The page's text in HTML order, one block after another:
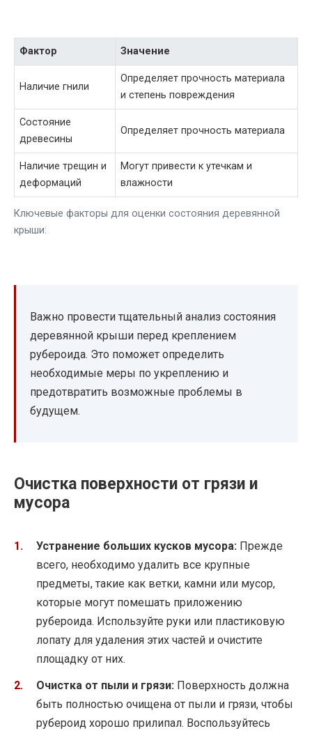
Ключевые факторы для оценки состояния деревянной
крыши:
Фактор Значение
Наличие гнили
Определяет прочность материала
и степень повреждения
Состояние
древесины
Определяет прочность материала
Наличие трещин и
деформаций
Могут привести к утечкам и
влажности
Важно провести тщательный анализ состояния
деревянной крыши перед креплением
рубероида. Это поможет определить
необходимые меры по укреплению и
предотвратить возможные проблемы в
будущем.
Очистка поверхности от грязи и
мусора
Устранение больших кусков мусора: Прежде
всего, необходимо удалить все крупные
предметы, такие как ветки, камни или мусор,
которые могут помешать приложению
рубероида. Используйте руки или пластиковую
лопату для удаления этих частей и очистите
площадку от них.
Очистка от пыли и грязи: Поверхность должна
быть полностью очищена от пыли и грязи, чтобы
рубероид хорошо прилипал. Воспользуйтесь